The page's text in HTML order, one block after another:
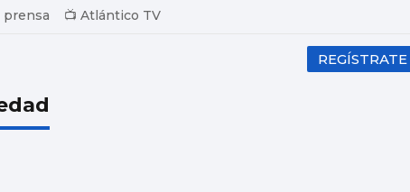
prensa 📺 Atlántico TV
REGÍSTRATE